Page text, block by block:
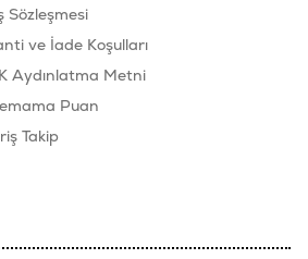
Sözleşmesi
ve İade Koşulları
Aydınlatma Metni
Puan
Takip